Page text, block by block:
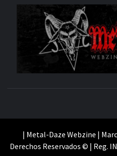
| Metal-Daze Webzine |
Derechos Reservados © | Reg.